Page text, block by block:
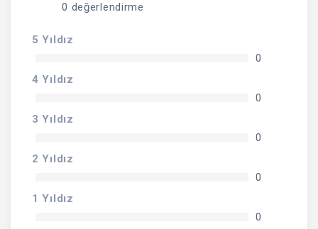
0 değerlendirme
5 Yıldız
0
4 Yıldız
0
3 Yıldız
0
2 Yıldız
0
1 Yıldız
0